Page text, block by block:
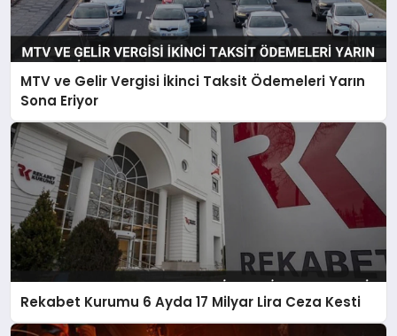
MTV ve Gelir Vergisi İkinci Taksit Ödemeleri Yarın
Sona Eriyor
Rekabet Kurumu 6 Ayda 17 Milyar Lira Ceza Kesti